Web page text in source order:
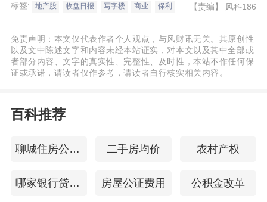
半年的经营目标。 详细 >>
保利物业接连进驻三项目
商业写字楼
技园白云工业园区、广联达集团广州办公楼
服务。
标签: 地产股 收盘日报 写字楼 商业 保利 【责编】 风科186
免责声明：本文仅代表作者个人观点，与风财讯无关。其原创性
以及文中陈述文字和内容未经本站证实，对本文以及其中全部或
者部分内容、文字的真实性、完整性、及时性，本站不作任何保
证或承诺，请读者仅作参考，请读者自行核实相关内容。
百科推荐
聊城住房公积金查询 二手房均价 农村产权
哪家银行贷款容易 房屋公证费用 公积金改革